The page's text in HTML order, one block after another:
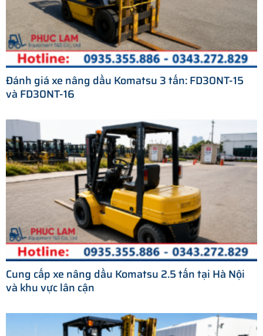
Đánh giá xe nâng dầu Komatsu 3 tấn: FD30NT-15
và FD30NT-16
Cung cấp xe nâng dầu Komatsu 2.5 tấn tại Hà Nội
và khu vực lân cận